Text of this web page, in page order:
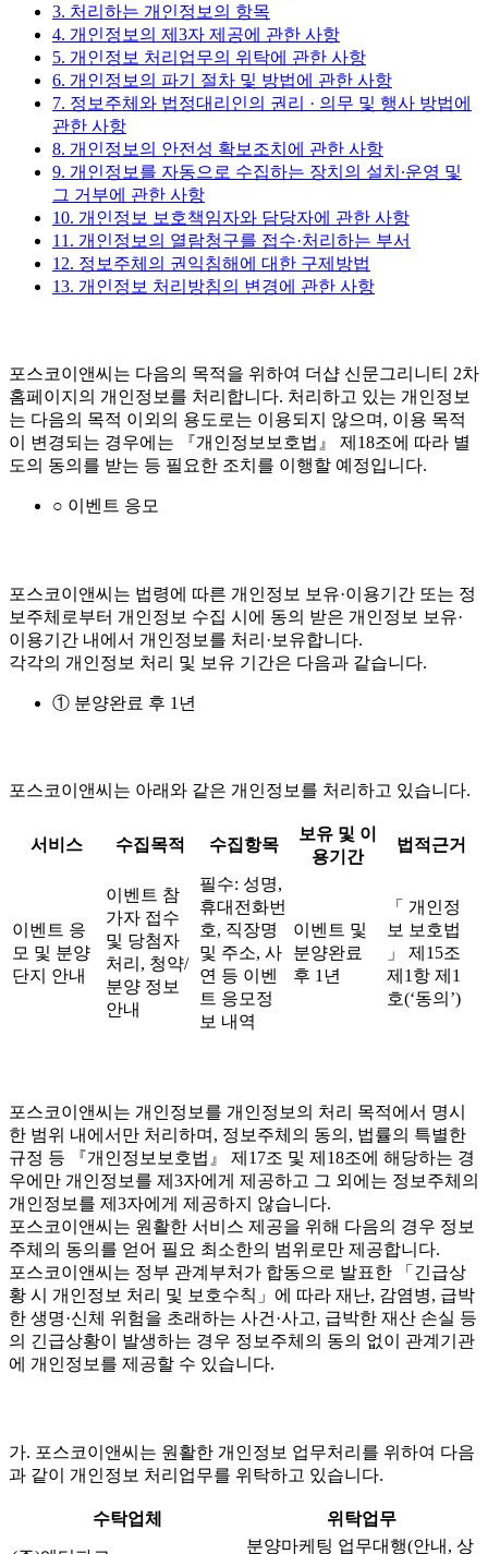
3. 처리하는 개인정보의 항목
4. 개인정보의 제3자 제공에 관한 사항
5. 개인정보 처리업무의 위탁에 관한 사항
6. 개인정보의 파기 절차 및 방법에 관한 사항
7. 정보주체와 법정대리인의 권리 · 의무 및 행사 방법에
관한 사항
8. 개인정보의 안전성 확보조치에 관한 사항
9. 개인정보를 자동으로 수집하는 장치의 설치∙운영 및
그 거부에 관한 사항
10. 개인정보 보호책임자와 담당자에 관한 사항
11. 개인정보의 열람청구를 접수·처리하는 부서
12. 정보주체의 권익침해에 대한 구제방법
13. 개인정보 처리방침의 변경에 관한 사항
포스코이앤씨는 다음의 목적을 위하여 더샵 신문그리니티 2차
홈페이지의 개인정보를 처리합니다. 처리하고 있는 개인정보
는 다음의 목적 이외의 용도로는 이용되지 않으며, 이용 목적
이 변경되는 경우에는 『개인정보보호법』 제18조에 따라 별
도의 동의를 받는 등 필요한 조치를 이행할 예정입니다.
○ 이벤트 응모
포스코이앤씨는 법령에 따른 개인정보 보유·이용기간 또는 정
보주체로부터 개인정보 수집 시에 동의 받은 개인정보 보유·
이용기간 내에서 개인정보를 처리·보유합니다.
각각의 개인정보 처리 및 보유 기간은 다음과 같습니다.
① 분양완료 후 1년
포스코이앤씨는 아래와 같은 개인정보를 처리하고 있습니다.
서비스 수집목적 수집항목
보유 및 이
용기간
법적근거
이벤트 응
모 및 분양
단지 안내
이벤트 참
가자 접수
및 당첨자
처리, 청약/
분양 정보
안내
필수: 성명,
휴대전화번
호, 직장명
및 주소, 사
연 등 이벤
트 응모정
보 내역
이벤트 및
분양완료
후 1년
「 개인정
보 보호법
」 제15조
제1항 제1
호(‘동의’)
포스코이앤씨는 개인정보를 개인정보의 처리 목적에서 명시
한 범위 내에서만 처리하며, 정보주체의 동의, 법률의 특별한
규정 등 『개인정보보호법』 제17조 및 제18조에 해당하는 경
우에만 개인정보를 제3자에게 제공하고 그 외에는 정보주체의
개인정보를 제3자에게 제공하지 않습니다.
포스코이앤씨는 원활한 서비스 제공을 위해 다음의 경우 정보
주체의 동의를 얻어 필요 최소한의 범위로만 제공합니다.
포스코이앤씨는 정부 관계부처가 합동으로 발표한 「긴급상
황 시 개인정보 처리 및 보호수칙」에 따라 재난, 감염병, 급박
한 생명·신체 위험을 초래하는 사건·사고, 급박한 재산 손실 등
의 긴급상황이 발생하는 경우 정보주체의 동의 없이 관계기관
에 개인정보를 제공할 수 있습니다.
가. 포스코이앤씨는 원활한 개인정보 업무처리를 위하여 다음
과 같이 개인정보 처리업무를 위탁하고 있습니다.
수탁업체 위탁업무
분양마케팅 업무대행(안내, 상